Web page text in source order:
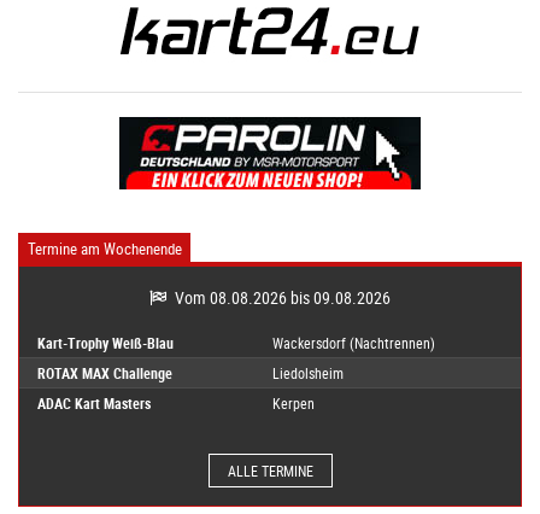
Termine am Wochenende
Vom 08.08.2026 bis 09.08.2026
Kart-Trophy Weiß-Blau
Wackersdorf (Nachtrennen)
ROTAX MAX Challenge
Liedolsheim
ADAC Kart Masters
Kerpen
ALLE TERMINE